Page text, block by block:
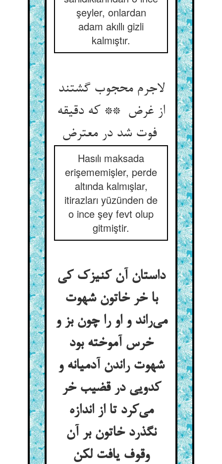
şeyler, onlardan
adam akıllı gizli
kalmıştır.
لاجرم محجوب گشتند
از غرض ** که دقیقه
فوت شد در معترض
Hasılı maksada
erişememişler, perde
altında kalmışlar,
itirazları yüzünden de
o ince şey fevt olup
gitmiştir.
داستان آن کنیزک کی
با خر خاتون شهوت
می‌راند و او را چون بز و
خرس آموخته بود
شهوت راندن آدمیانه و
کدویی در قضیب خر
می‌کرد تا از اندازه
نگذرد خاتون بر آن
وقوف یافت لکن